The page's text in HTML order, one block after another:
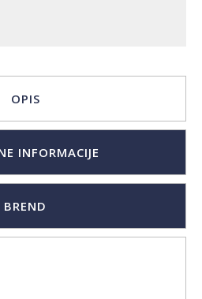
OPIS
INFORMACIJE
BREND